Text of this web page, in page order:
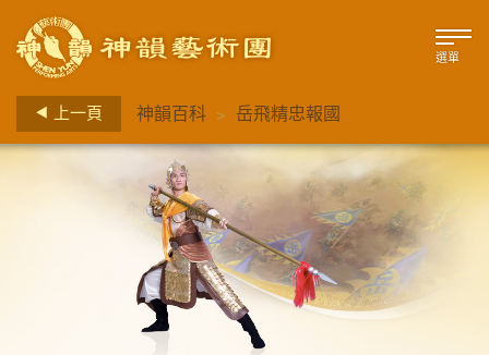
選單
上一頁 神韻百科 > 岳飛精忠報國